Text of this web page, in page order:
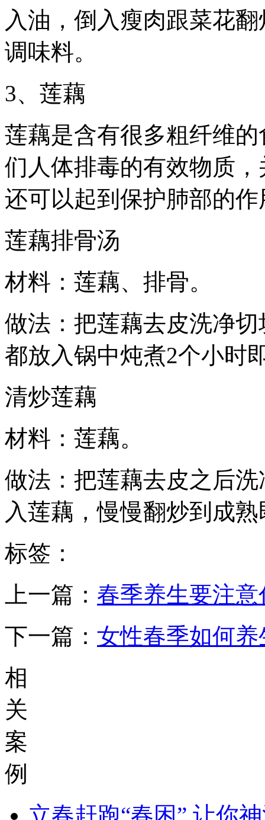
入油，倒入瘦肉跟菜花
调味料。
3、莲藕
莲藕是含有很多粗纤维
们人体排毒的有效物质
还可以起到保护肺部的作
莲藕排骨汤
材料：莲藕、排骨。
做法：把莲藕去皮洗净
都放入锅中炖煮2个小时
清炒莲藕
材料：莲藕。
做法：把莲藕去皮之后
入莲藕，慢慢翻炒到成
标签：
上一篇： 春季养生要注
下一篇： 女性春季如何
相
关
案
例
立春赶跑“春困” 让你